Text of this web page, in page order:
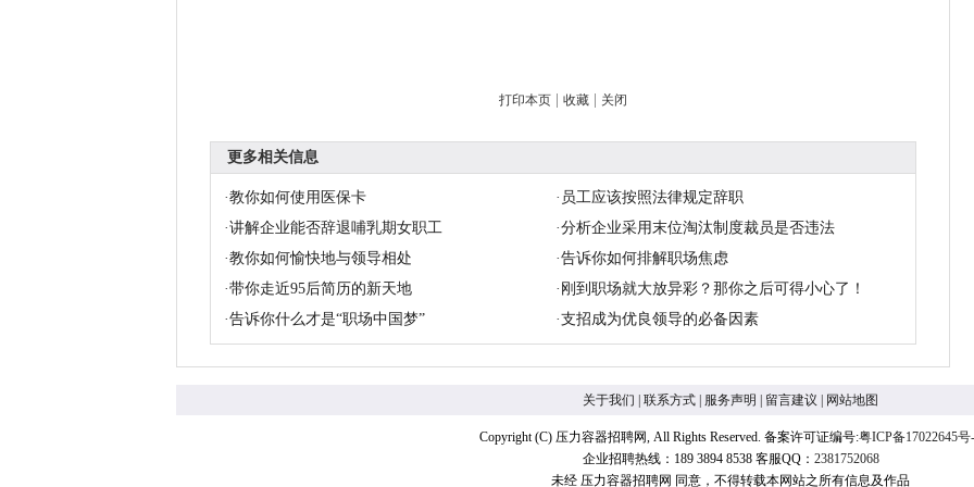
打印本页 收藏 关闭
更多相关信息
·教你如何使用医保卡 · 员工应该按照法律规定辞职
·讲解企业能否辞退哺乳期女职工 ·分析企业采用末位淘汰制度裁员是否违法
·教你如何愉快地与领导相处 ·告诉你如何排解职场焦虑
·带你走近95后简历的新天地 · 刚到职场就大放异彩？那你之后可得小心了！
·告诉你什么才是“职场中国梦” ·支招成为优良领导的必备因素
关于我们 | 联系方式 | 服务声明 | 留言建议 | 网站地图
Copyright (C) 压力容器招聘网, All Rights Reserved. 备案许可证编号:粤ICP备17022645号
企业招聘热线：189 3894 8538 客服QQ： 2381752068
未经 压力容器招聘网 同意，不得转载本网站之所有信息及作品